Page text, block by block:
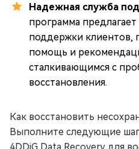
Надежная служба
программа
поддержки клиентов,
помощь и
сталкивающимся с
восстановления.
Как восстановить
Выполните следующие